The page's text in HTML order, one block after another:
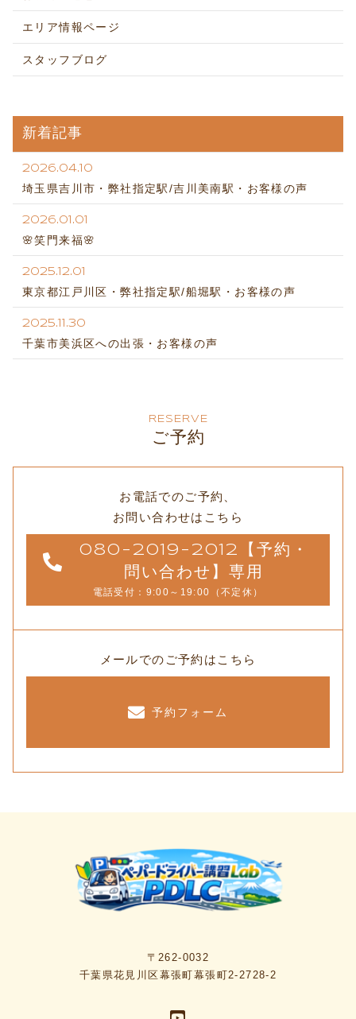
エリア情報ページ
スタッフブログ
新着記事
2026.04.10
埼玉県吉川市・弊社指定駅/吉川美南駅・お客様の声
2026.01.01
🌸笑門来福🌸
2025.12.01
東京都江戸川区・弊社指定駅/船堀駅・お客様の声
2025.11.30
千葉市美浜区への出張・お客様の声
RESERVE
ご予約
お電話でのご予約、
お問い合わせはこちら
080-2019-2012【予約・
問い合わせ】専用
電話受付：9:00～19:00（不定休）
メールでのご予約はこちら
予約フォーム
〒262-0032
千葉県花見川区幕張町幕張町2-2728-2